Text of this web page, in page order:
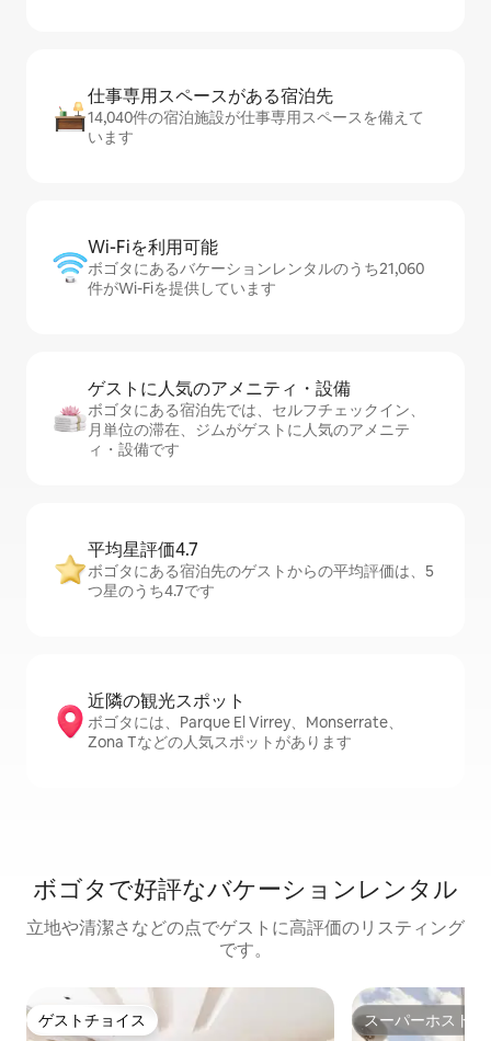
仕事専用ス⁠ペ⁠ー⁠スがあ⁠る宿⁠泊⁠先
14,040件の宿泊施設が仕事専用スペースを備えて
います
Wi-Fiを利⁠用⁠可⁠能
ボゴタにあるバケーションレンタルのうち21,060
件がWi-Fiを提供しています
ゲストに人⁠気⁠のア⁠メ⁠ニ⁠テ⁠ィ・設⁠備
ボゴタにある宿泊先では、セ⁠ル⁠フチ⁠ェ⁠ッ⁠ク⁠イ⁠ン、
月単位の滞在、ジムがゲストに人気のアメニテ
ィ・設備です
平均星評価4.7
ボゴタにある宿泊先のゲストからの平均評価は、5
つ星のうち4.7です
近隣の観光ス⁠ポ⁠ッ⁠ト
ボゴタには、Parque El Virrey、Monserrate、
Zona Tなどの人気スポットがあります
ボゴタで好評なバケーションレンタル
立地や清潔さなどの点でゲストに高評価のリスティング
です。
ゲストチョイス
ゲストチョイス スーパーホスト
スーパーホスト